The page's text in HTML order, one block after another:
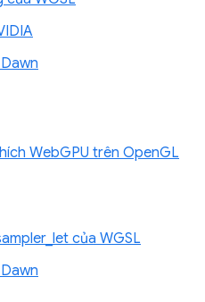
WebGPU trên OpenGL
của WGSL